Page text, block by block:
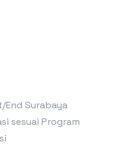
End Surabaya
sesuai Program